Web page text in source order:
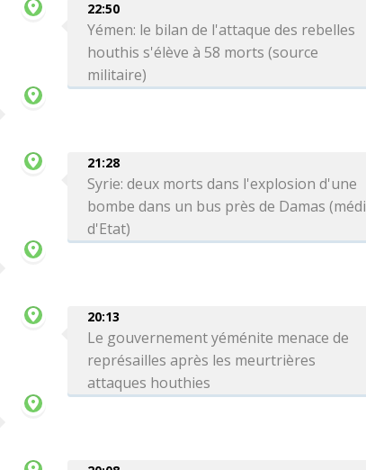
22:50
Yémen: le bilan de l'attaque des rebelles
houthis s'élève à 58 morts (source
militaire)
21:28
Syrie: deux morts dans l'explosion d'une
bombe dans un bus près de Damas
d'Etat)
20:13
Le gouvernement yéménite menace de
représailles après les meurtrières
attaques houthies